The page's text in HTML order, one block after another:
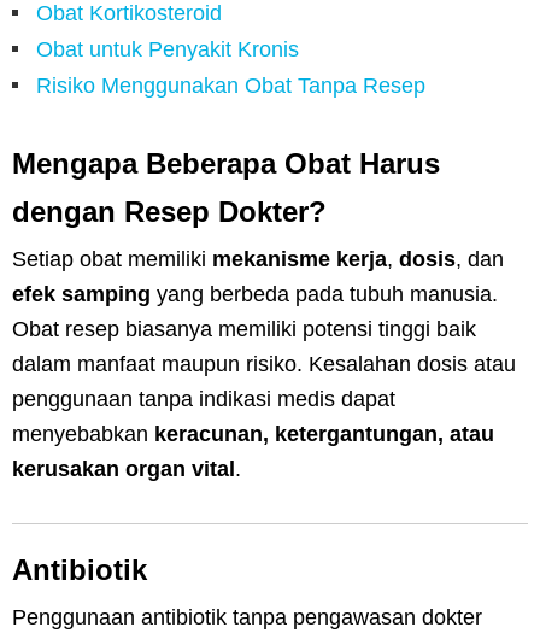
Obat Kortikosteroid
Obat untuk Penyakit Kronis
Risiko Menggunakan Obat Tanpa Resep
Mengapa Beberapa Obat Harus
dengan Resep Dokter?
Setiap obat memiliki mekanisme kerja, dosis, dan
efek samping yang berbeda pada tubuh manusia.
Obat resep biasanya memiliki potensi tinggi baik
dalam manfaat maupun risiko. Kesalahan dosis atau
penggunaan tanpa indikasi medis dapat
menyebabkan keracunan, ketergantungan, atau
kerusakan organ vital .
Antibiotik
Penggunaan antibiotik tanpa pengawasan dokter